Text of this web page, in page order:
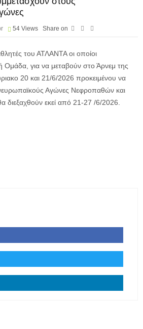
54 Views Share on
του ΑΤΛΑΝΤΑ οι οποίοι
Ομάδα, για να μεταβούν στο Άρνεμ της
20 και 21/6/2026 προκειμένου να
Αγώνες Νεφροπαθών και
διεξαχθούν εκεί από 21-27 /6/2026.